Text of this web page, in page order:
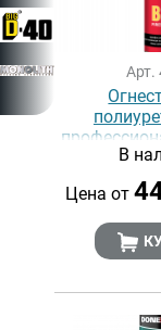
Арт.
EVERGREAT
В
Цена от